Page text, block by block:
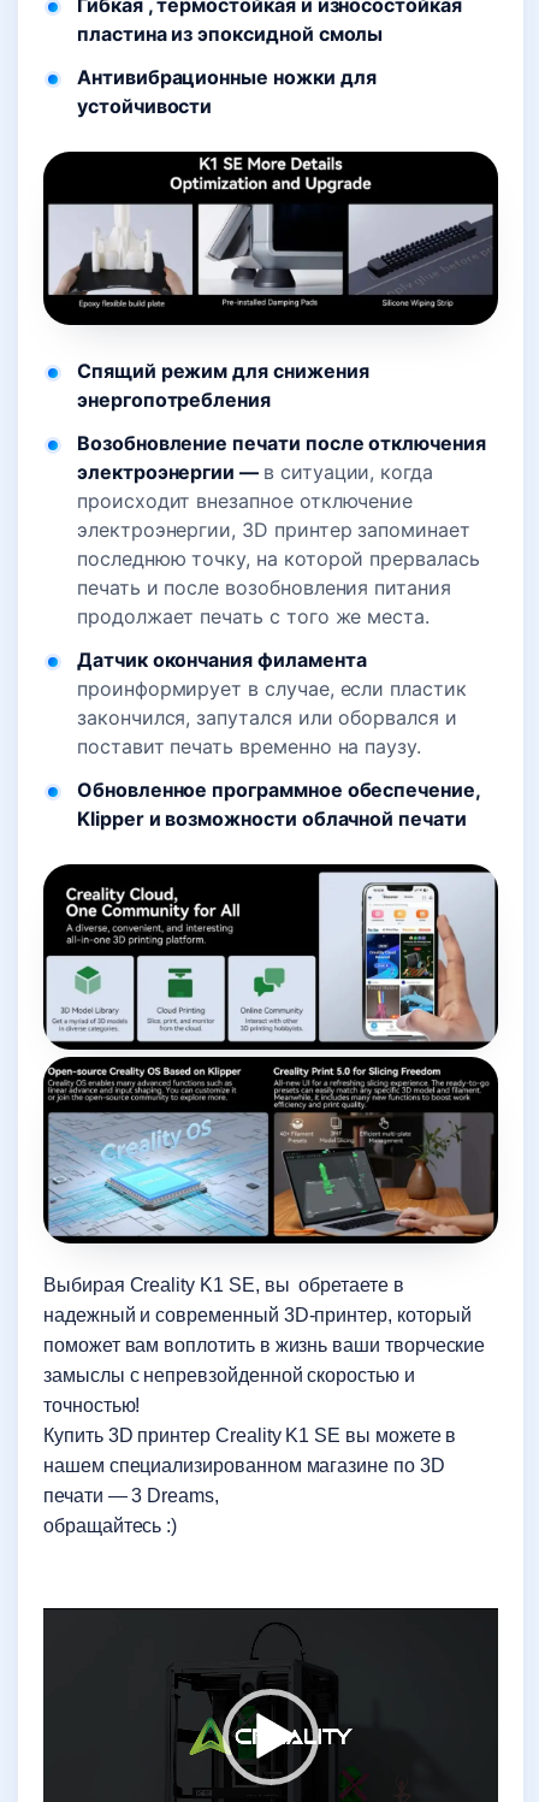
Гибкая , термостойкая и износостойкая
пластина из эпоксидной смолы
Антивибрационные ножки для
устойчивости
Спящий режим для снижения
энергопотребления
Возобновление печати после отключения
электроэнергии — в ситуации, когда
происходит внезапное отключение
электроэнергии, 3D принтер запоминает
последнюю точку, на которой прервалась
печать и после возобновления питания
продолжает печать с того же места.
Датчик окончания филамента
проинформирует в случае, если пластик
закончился, запутался или оборвался и
поставит печать временно на паузу.
Обновленное программное обеспечение,
Klipper и возможности облачной печати
Выбирая Creality K1 SE, вы обретаете в
надежный и современный 3D-принтер, который
поможет вам воплотить в жизнь ваши творческие
замыслы с непревзойденной скоростью и
точностью!
Купить 3D принтер Creality K1 SE вы можете в
нашем специализированном магазине по 3D
печати — 3 Dreams,
обращайтесь :)